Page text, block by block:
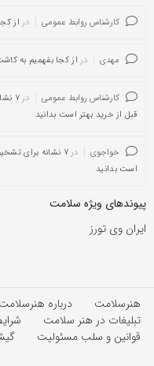
کارشناس روابط عمومی در از
مهدی در از کجا بفهمیم به
کارشناس روابط عمومی در
۷
قبل از خرید بهتر است بدانید
خواجوی در
۷ نشانه برای
است بدانید
پیوندهای ویژه سلامت
ایران وی تورز
هنرسلامت درباره هنرسلامت
تبلیغات در هنر سلامت
قوانین و سلب مسئولیت